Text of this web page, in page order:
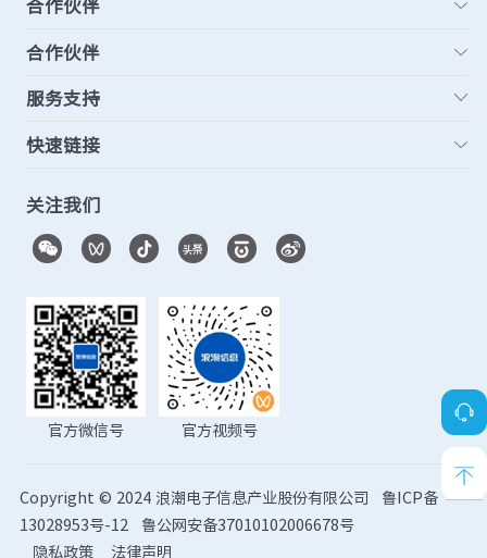
合作伙伴
服务支持
快速链接
关注我们
官方微信号 官方视频号
Copyright © 2024 浪潮电子信息产业股份有限公司 鲁ICP备
13028953号-12 鲁公网安备37010102006678号
隐私政策
法律声明